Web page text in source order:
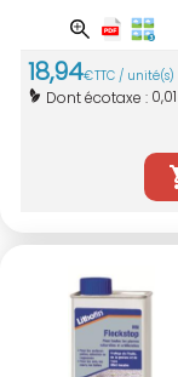
18,94€TTC / unité(s)
Dont écotaxe : 0,01